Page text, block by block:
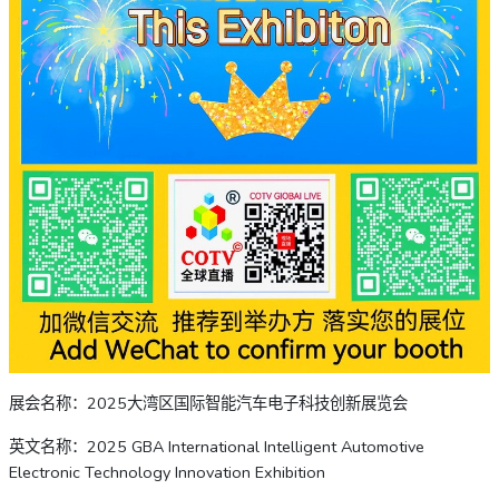
展会名称：2025大湾区国际智能汽车电子科技创新展览会
英文名称：2025 GBA International Intelligent Automotive
Electronic Technology Innovation Exhibition